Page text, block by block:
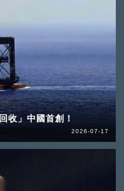
收」中國首創！
2026-07-17